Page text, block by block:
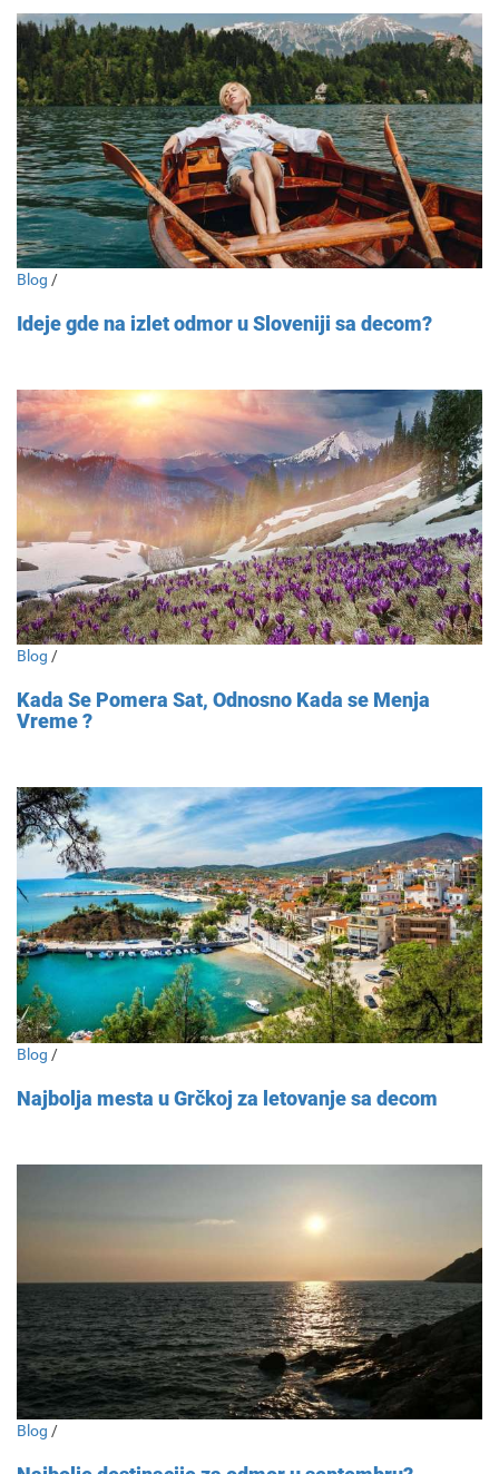
Blog /
Ideje gde na izlet odmor u Sloveniji sa decom?
Blog /
Kada Se Pomera Sat, Odnosno Kada se Menja
Vreme ?
Blog /
Najbolja mesta u Grčkoj za letovanje sa decom
Blog /